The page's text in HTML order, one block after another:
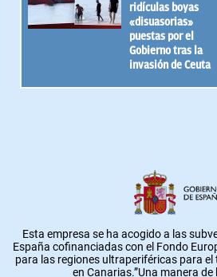
ridículas boyas
«disuasorias»
puestas por el
Gobierno tras la
invasión de Ceuta
Esta empresa se ha acogido a las
España cofinanciadas con el Fondo
para las regiones ultraperiféricas para
en Canarias.”Una manera de